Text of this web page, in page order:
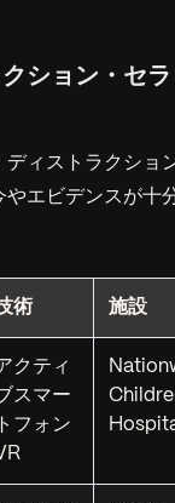
ション・セ
ディストラクショ
やエビデンスが十
術 施設
クティ
スマー
トフォン